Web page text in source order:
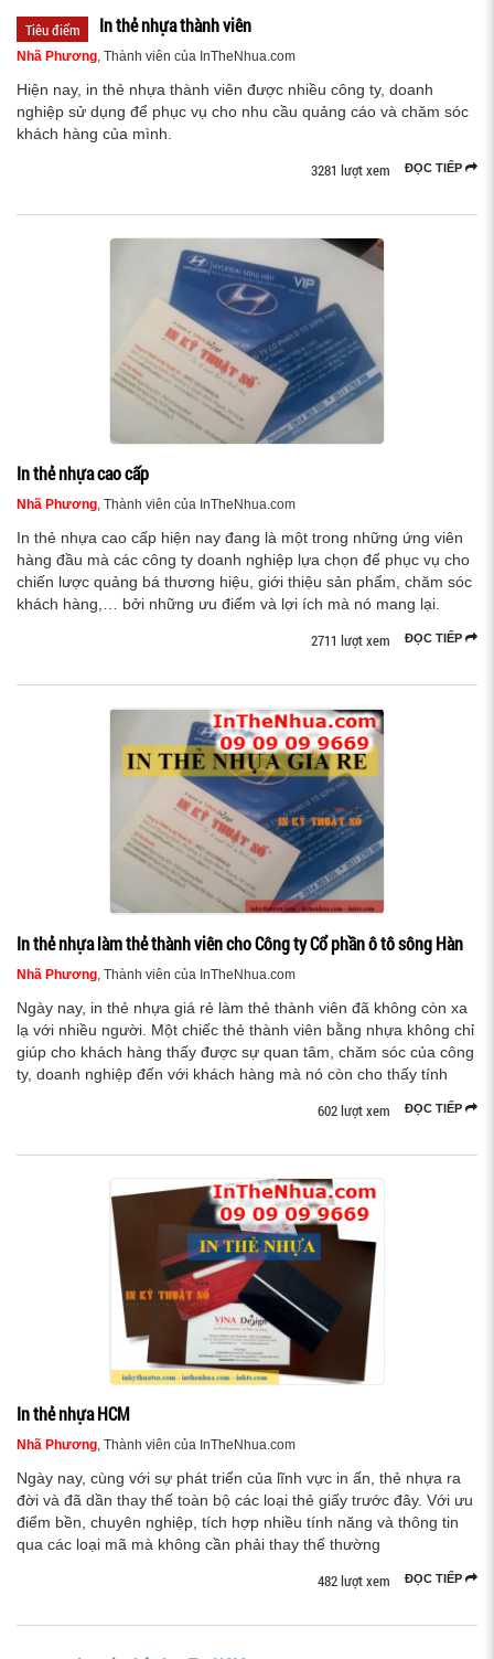
Tiêu điểm In thẻ nhựa thành viên
Nhã Phương, Thành viên của InTheNhua.com
Hiện nay, in thẻ nhựa thành viên được nhiều công ty, doanh
nghiệp sử dụng để phục vụ cho nhu cầu quảng cáo và chăm sóc
khách hàng của mình.
ĐỌC TIẾP
3281 lượt xem
In thẻ nhựa cao cấp
Nhã Phương, Thành viên của InTheNhua.com
In thẻ nhựa cao cấp hiện nay đang là một trong những ứng viên
hàng đầu mà các công ty doanh nghiệp lựa chọn để phục vụ cho
chiến lược quảng bá thương hiệu, giới thiệu sản phẩm, chăm sóc
khách hàng,… bởi những ưu điểm và lợi ích mà nó mang lại.
ĐỌC TIẾP
2711 lượt xem
In thẻ nhựa làm thẻ thành viên cho Công ty Cổ phần ô tô sông Hàn
Nhã Phương, Thành viên của InTheNhua.com
Ngày nay, in thẻ nhựa giá rẻ làm thẻ thành viên đã không còn xa
lạ với nhiều người. Một chiếc thẻ thành viên bằng nhựa không chỉ
giúp cho khách hàng thấy được sự quan tâm, chăm sóc của công
ty, doanh nghiệp đến với khách hàng mà nó còn cho thấy tính
ĐỌC TIẾP
602 lượt xem
In thẻ nhựa HCM
Nhã Phương, Thành viên của InTheNhua.com
Ngày nay, cùng với sự phát triển của lĩnh vực in ấn, thẻ nhựa ra
đời và đã dần thay thế toàn bộ các loại thẻ giấy trước đây. Với ưu
điểm bền, chuyên nghiệp, tích hợp nhiều tính năng và thông tin
qua các loại mã mà không cần phải thay thế thường
ĐỌC TIẾP
482 lượt xem